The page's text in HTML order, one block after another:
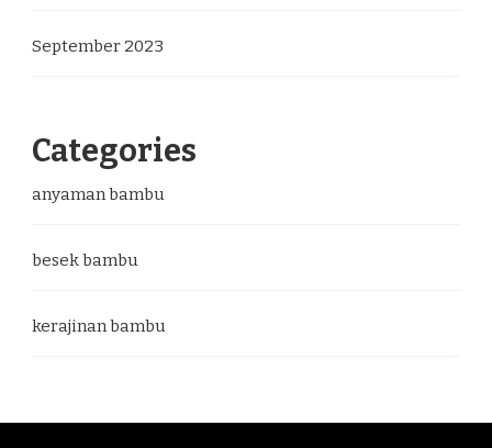
September 2023
Categories
anyaman bambu
besek bambu
kerajinan bambu